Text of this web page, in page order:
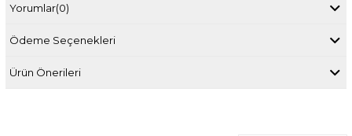
Yorumlar(0)
Ödeme Seçenekleri
Ürün Önerileri